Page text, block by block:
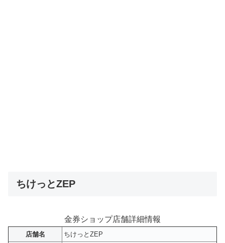
ちけっとZEP
金券ショップ店舗詳細情報
店舗名
ちけっとZEP